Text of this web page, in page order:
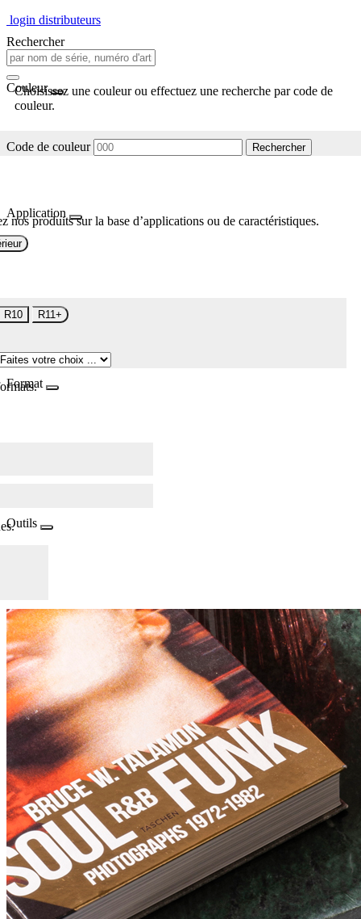
login distributeurs
Rechercher
Couleur
Choisissez une couleur ou effectuez une recherche par code de
couleur.
Code de couleur Rechercher
Application
nos produits sur la base d’applications ou de caractéristiques.
R10 R11+
Format
Outils